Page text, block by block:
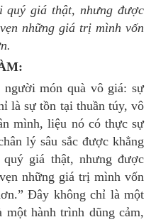
giá thật, nhưng được
những giá trị mình vốn
món quà vô giá: sự
là sự tồn tại thuần túy, vô
mình, liệu nó có thực sự
lý sâu sắc được khẳng
giá thật, nhưng được
những giá trị mình vốn
Đây không chỉ là một
một hành trình dũng cảm,